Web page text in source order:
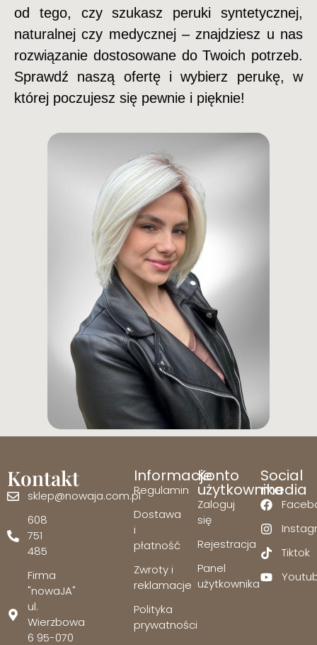
od tego, czy szukasz peruki syntetycznej,
naturalnej czy medycznej – znajdziesz u nas
rozwiązanie dostosowane do Twoich potrzeb.
Sprawdź naszą ofertę i wybierz perukę, w
której poczujesz się pewnie i pięknie!
Kontakt
sklep@nowaja.com.pl
608
751
485
Firma
"nowaJA"
ul.
Wierzbowa
6 95-070
Informacje
Regulamin
Dostawa
i
płatność
Zwroty i
reklamacje
Polityka
prywatności
Konto
użytkownika
Zaloguj
się
Rejestracja
Panel
użytkownika
Social
media
Tiktok